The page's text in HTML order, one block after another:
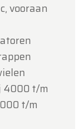
vooraan
4000 t/m
t/m